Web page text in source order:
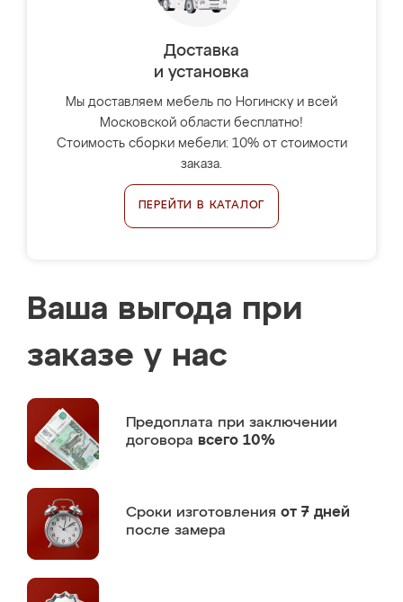
Доставка
и установка
Мы доставляем мебель по Ногинску и всей
Московской области бесплатно!
Стоимость сборки мебели: 10% от стоимости
заказа.
ПЕРЕЙТИ В КАТАЛОГ
Ваша выгода при
заказе у нас
Предоплата при заключении
договора всего 10%
Сроки изготовления от 7 дней
после замера